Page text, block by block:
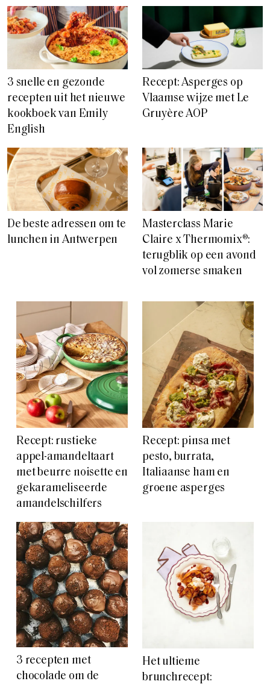
3 snelle en gezonde
recepten uit het nieuwe
kookboek van Emily
English
Recept: Asperges op
Vlaamse wijze met Le
Gruyère AOP
De beste adressen om te
lunchen in Antwerpen
Masterclass Marie
Claire x Thermomix®:
terugblik op een avond
vol zomerse smaken
Recept: rustieke
appel-amandeltaart
met beurre noisette en
gekarameliseerde
amandelschilfers
Recept: pinsa met
pesto, burrata,
Italiaanse ham en
groene asperges
3 recepten met
chocolade om de
Het ultieme
brunchrecept: